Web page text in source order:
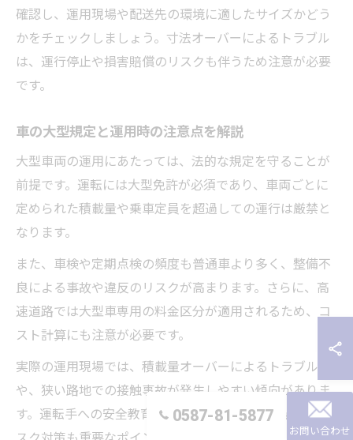
確認し、運用現場や配送先の環境に適したサイズかどう
かをチェックしましょう。寸法オーバーによるトラブル
は、運行停止や損害賠償のリスクも伴うため注意が必要
です。
車の大型規定と運用時の注意点を解説
大型車両の運用にあたっては、法的な規定を守ることが
前提です。運転には大型免許が必須であり、車両ごとに
定められた積載量や乗車定員を超過しての運行は厳禁と
なります。
また、車検や定期点検の頻度も普通車より多く、整備不
良による事故や違反のリスクが高まります。さらに、高
速道路では大型車専用の料金区分が適用されるため、コ
スト計算にも注意が必要です。
実際の運用現場では、積載量オーバーによるトラブル
や、狭い路地での接触事故が発生しやすい傾向がありま
す。運転手への安全教育や、運行前点検の徹底など、リ
0587-81-5877
お問い合わせ